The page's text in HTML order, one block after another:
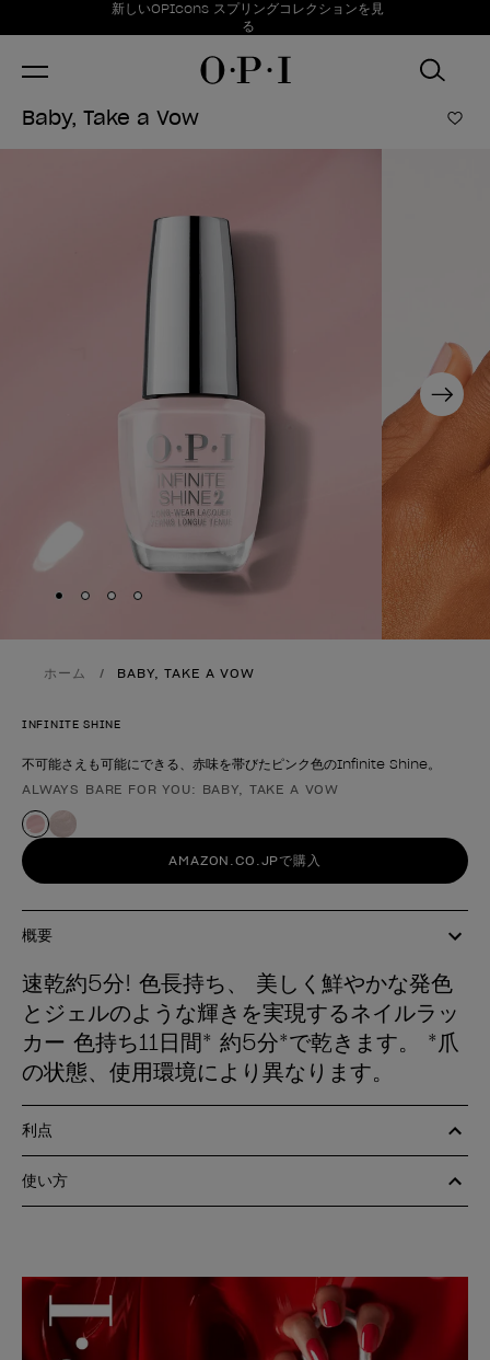
お得情報新しいOPIcons スプリングコレクションを見
る
Item 1 of 1
Baby, Take a Vow ほ
Next
Skip to slide
Skip to slide
Skip to slide
Skip to slide
ホーム BABY, TAKE A VOW
INFINITE SHINE
不可能さえも可能にできる、赤味を帯びたピンク色のInfinite Shine。
製品形態
ALWAYS BARE FOR YOU: BABY, TAKE A VOW
AMAZON.CO.JPで購入
概要
速乾約5分! 色長持ち、 美しく鮮やかな発色
とジェルのような輝きを実現するネイルラッ
カー 色持ち11日間* 約5分*で乾きます。 *爪
の状態、使用環境により異なります。
利点
使い方